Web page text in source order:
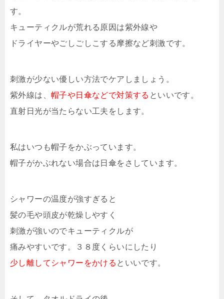
す。
キューティクルが荒れる原因は紫外線や
ドライヤーやごしごしこする摩擦など刺激です。
刺激が少ない優しい方法でケアしましょう。
紫外線は、 帽子や日傘などで対策する といいです。
直射日光が当たらない工夫をします。
私はいつも帽子をかぶっています。
帽子がかぶれない場合は日傘をさしています。
シャワーの温度が強すぎると
髪の毛や頭皮が乾燥しやすく
刺激が強いのでキューティクルが
痛みやすいです。３８度くらいにしたり
少し離してシャワーをかける といいです。